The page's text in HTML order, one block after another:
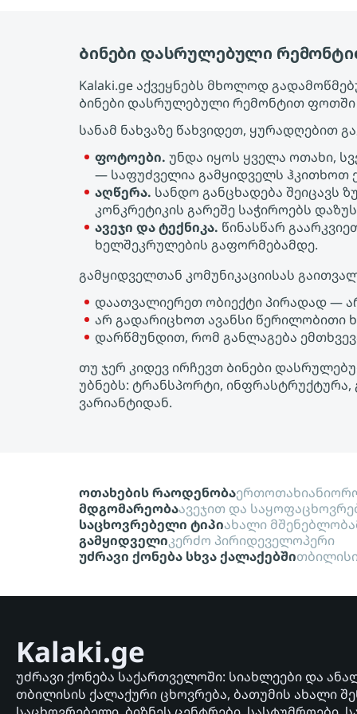
Ბინები დასრულებული
Kalaki.ge აქვეყნებს მხოლოდ
Ბინები დასრულებული რემონტით ფოთში
სანამ ნახვაზე წახვიდეთ, ყურადღებით
ფოტოები. უნდა იყოს ყველა ოთახი,
— საფუძველია გამყიდველს ჰკითხოთ
აღწერა. სანდო განცხადება
კონკრეტიკის გარეშე საჭიროებს
ავეჯი და ტექნიკა. წინასწარ
ხელშეკრულების გაფორმებამდე.
გამყიდველთან კომუნიკაციისას
დაათვალიერეთ ობიექტი პირადად —
არ გადარიცხოთ ავანსი წერილობითი
დარწმუნდით, რომ განლაგება
თუ ჯერ კიდევ ირჩევთ Ბინები
უბნებს: ტრანსპორტი, ინფრასტრუქტურა,
ვარიანტიდან.
ოთახების რაოდენობაერთოთახიანი
მდგომარეობაავეჯით და
საცხოვრებელი ტიპიახალი მშენებლობა
გამყიდველიკერძო პირიდეველოპერი
უძრავი ქონება სხვა ქალაქებში
Kalaki.ge
უძრავი ქონება საქართველოში: სიახლეები და
თბილისის ქალაქური ცხოვრება, ბათუმის ახალი